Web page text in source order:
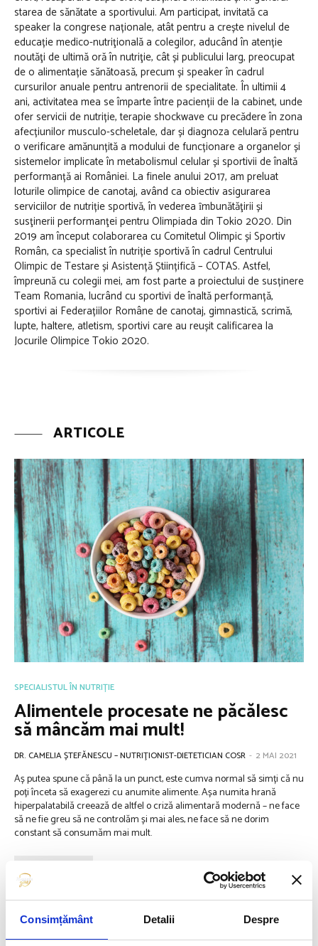
Consimțământ Detalii Despre
starea de sănătate a sportivului. Am participat, invitată ca
speaker la congrese naționale, atât pentru a crește nivelul de
educație medico-nutriţională a colegilor, aducând în atenție
noutăţi de ultimă oră în nutriţie, cât și publicului larg, preocupat
de o alimentație sănătoasă, precum și speaker în cadrul
cursurilor anuale pentru antrenorii de specialitate. În ultimii 4
ani, activitatea mea se împarte între pacienții de la cabinet, unde
ofer servicii de nutriție, terapie shockwave cu precădere în zona
afecțiunilor musculo-scheletale, dar și diagnoza celulară pentru
o verificare amănunțită a modului de funcționare a organelor și
sistemelor implicate în metabolismul celular și sportivii de înaltă
performanță ai României. La finele anului 2017, am preluat
loturile olimpice de canotaj, având ca obiectiv asigurarea
serviciilor de nutriție sportivă, în vederea ȋmbunătăţirii și
susţinerii performanţei pentru Olimpiada din Tokio 2020. Din
2019 am început colaborarea cu Comitetul Olimpic și Sportiv
Român, ca specialist în nutriție sportivă în cadrul Centrului
Olimpic de Testare și Asistență Științifică – COTAS. Astfel,
împreună cu colegii mei, am fost parte a proiectului de susținere
Team Romania, lucrând cu sportivi de înaltă performanță,
sportivi ai Federațiilor Române de canotaj, gimnastică, scrimă,
lupte, haltere, atletism, sportivi care au reușit calificarea la
Jocurile Olimpice Tokio 2020.
ARTICOLE
SPECIALISTUL ÎN NUTRIȚIE
Alimentele procesate ne păcălesc
să mâncăm mai mult!
DR. CAMELIA ȘTEFĂNESCU – NUTRIŢIONIST-DIETETICIAN COSR - 2 MAI 2021
Aș putea spune că până la un punct, este cumva normal să simți că nu
poți înceta să exagerezi cu anumite alimente. Așa numita hrană
hiperpalatabilă creează de altfel o criză alimentară modernă – ne face
să ne fie greu să ne controlăm și mai ales, ne face să ne dorim
constant să consumăm mai mult.